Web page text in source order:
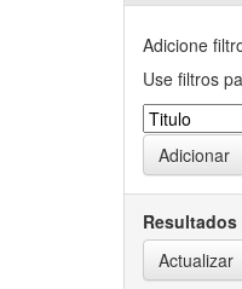
Adicione
Use filtros